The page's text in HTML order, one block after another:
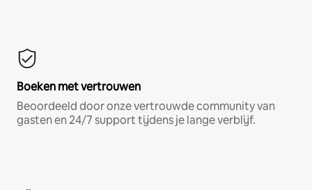
Boeken met vertrouwen
Beoordeeld door onze vertrouwde community van
gasten en 24/7 support tijdens je lange verblijf.